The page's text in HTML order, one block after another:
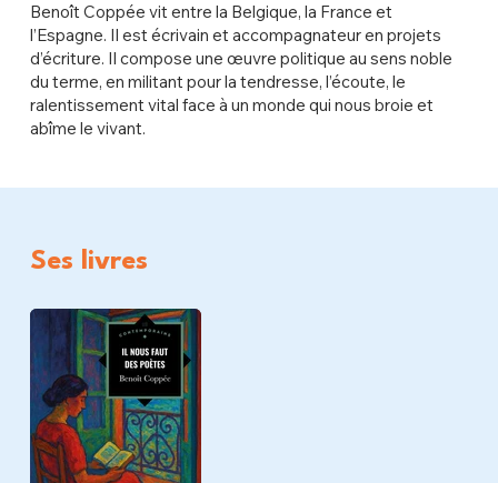
Ses livres
Benoît Coppée vit entre la Belgique, la France et
l’Espagne. Il est écrivain et accompagnateur en projets
d’écriture. Il compose une œuvre politique au sens noble
du terme, en militant pour la tendresse, l’écoute, le
ralentissement vital face à un monde qui nous broie et
abîme le vivant.